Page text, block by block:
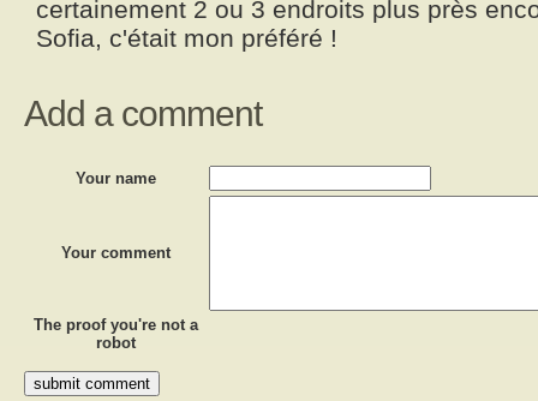
certainement 2 ou 3 endroits plus près
Sofia, c'était mon préféré !
Add a comment
Your name
Your comment
The proof you're not a
robot